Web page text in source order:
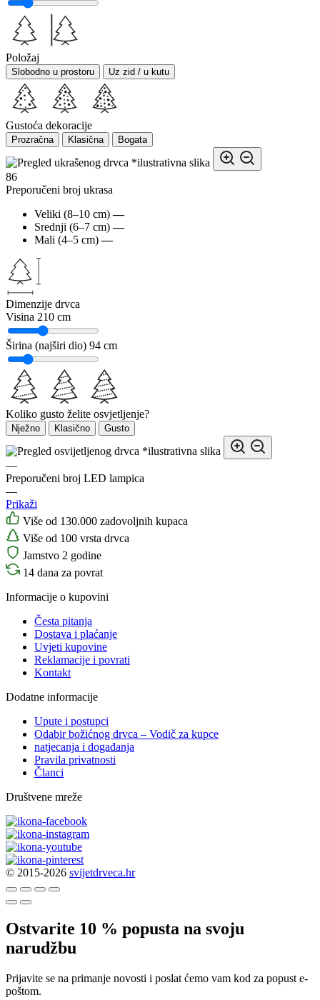
Položaj
Slobodno u prostoru Uz zid / u kutu
Gustoća dekoracije
Prozračna Klasična Bogata
*ilustrativna slika
86
Preporučeni broj ukrasa
Veliki (8–10 cm) —
Srednji (6–7 cm) —
Mali (4–5 cm) —
Dimenzije drvca
Visina 210 cm
Širina (najširi dio) 94 cm
Koliko gusto želite osvjetljenje?
Nježno Klasično Gusto
*ilustrativna slika
—
Preporučeni broj LED lampica
—
Prikaži
Više od 130.000 zadovoljnih kupaca
Više od 100 vrsta drvca
Jamstvo 2 godine
14 dana za povrat
Informacije o kupovini
Česta pitanja
Dostava i plaćanje
Uvjeti kupovine
Reklamacije i povrati
Kontakt
Dodatne informacije
Upute i postupci
Odabir božićnog drvca – Vodič za kupce
natjecanja i događanja
Pravila privatnosti
Članci
Društvene mreže
© 2015-2026 svijetdrveca.hr
Ostvarite 10 % popusta na svoju
narudžbu
Prijavite se na primanje novosti i poslat ćemo vam kod za popust e-
poštom.